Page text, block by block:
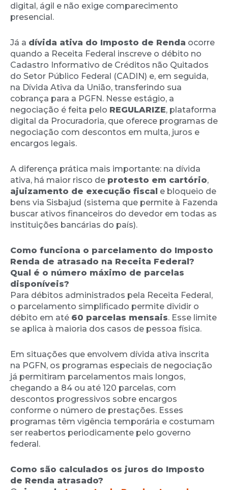
digital, ágil e não exige comparecimento
presencial.
Já a dívida ativa do Imposto de Renda ocorre
quando a Receita Federal inscreve o débito no
Cadastro Informativo de Créditos não Quitados
do Setor Público Federal (CADIN) e, em seguida,
na Dívida Ativa da União, transferindo sua
cobrança para a PGFN. Nesse estágio, a
negociação é feita pelo REGULARIZE, plataforma
digital da Procuradoria, que oferece programas de
negociação com descontos em multa, juros e
encargos legais.
A diferença prática mais importante: na dívida
ativa, há maior risco de protesto em cartório,
ajuizamento de execução fiscal e bloqueio de
bens via Sisbajud (sistema que permite à Fazenda
buscar ativos financeiros do devedor em todas as
instituições bancárias do país).
Como funciona o parcelamento do Imposto
Renda de atrasado na Receita Federal?
Qual é o número máximo de parcelas
disponíveis?
Para débitos administrados pela Receita Federal,
o parcelamento simplificado permite dividir o
débito em até 60 parcelas mensais. Esse limite
se aplica à maioria dos casos de pessoa física.
Em situações que envolvem dívida ativa inscrita
na PGFN, os programas especiais de negociação
já permitiram parcelamentos mais longos,
chegando a 84 ou até 120 parcelas, com
descontos progressivos sobre encargos
conforme o número de prestações. Esses
programas têm vigência temporária e costumam
ser reabertos periodicamente pelo governo
federal.
Como são calculados os juros do Imposto
de Renda atrasado?